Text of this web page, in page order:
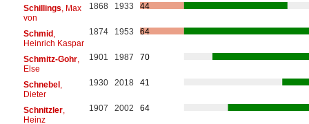
Schillings , Max
von
1868 1933 44
Schmid,
Heinrich Kaspar
1874 1953 64
Schmitz-Gohr,
Else
1901 1987 70
Schnebel,
Dieter
1930 2018 41
Schnitzler,
Heinz
1907 2002 64